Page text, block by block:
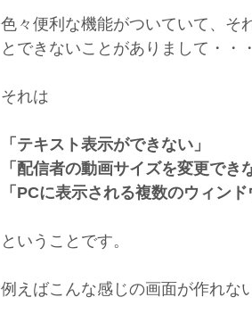
色々便利な機能がついていて、そ
とできないことがありまして・・
それは
「テキスト表示ができない」
「配信者の動画サイズを変更でき
「PCに表示される複数のウィン
ということです。
例えばこんな感じの画面が作れな